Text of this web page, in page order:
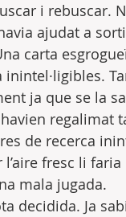
i rebuscar.
ajudat a
carta
inintel·ligibles.
ja que se la
regalimat
de recerca
fresc li
mala jugada.
decidida. Ja